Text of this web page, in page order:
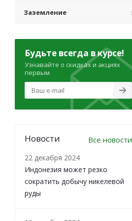
Заземление
Будьте всегда в курсе!
Узнавайте о скидках и акциях
первым
Новости Все новости
22 декабря 2024
Индонезия может резко
сократить добычу никелевой
руды